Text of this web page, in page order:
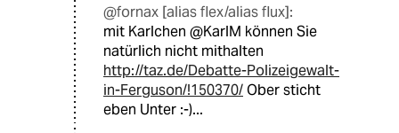
@fornax [alias flex/alias flux]:
mit Karlchen @KarlM können Sie
natürlich nicht mithalten
http://taz.de/Debatte-Polizeigewalt-
in-Ferguson/!150370/Ober sticht
eben Unter :-)...